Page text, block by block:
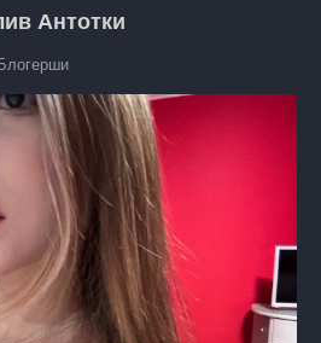
Антотки